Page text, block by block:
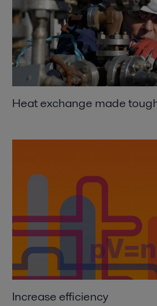
Compact heat exchangers:
recovery - in Chemical
2016-10-25 2070 kB
Consider Alfa Laval spiral
fouling applications
2016-10-25 330 kB
Exchanging ideas
Shift to compact heat
heat recovery, efficient
load
2016-10-25 639 kB
Where size really counts -
exchangers make reducing
profitable
2016-10-25 234 kB
Heat exchange made
Increase efficiency